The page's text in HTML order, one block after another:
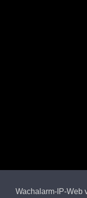
Wachalarm-IP-Web